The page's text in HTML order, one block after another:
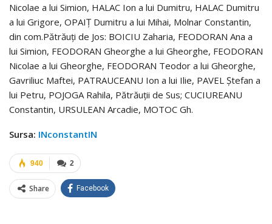
Nicolae a lui Simion, HALAC Ion a lui Dumitru, HALAC Dumitru
a lui Grigore, OPAIŢ Dumitru a lui Mihai, Molnar Constantin,
din com.Pătrăuţi de Jos: BOICIU Zaharia, FEODORAN Ana a
lui Simion, FEODORAN Gheorghe a lui Gheorghe, FEODORAN
Nicolae a lui Gheorghe, FEODORAN Teodor a lui Gheorghe,
Gavriliuc Maftei, PATRAUCEANU Ion a lui Ilie, PAVEL Ştefan a
lui Petru, POJOGA Rahila, Pătrăuţii de Sus; CUCIUREANU
Constantin, URSULEAN Arcadie, MOTOC Gh.
Sursa: INconstantIN
2
940
Share Facebook